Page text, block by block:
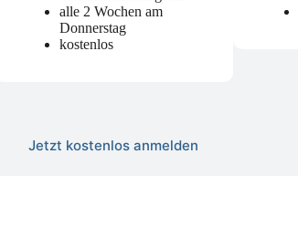
alle 2 Wochen am
Donnerstag
kostenlos
Jetzt kostenlos anmelden